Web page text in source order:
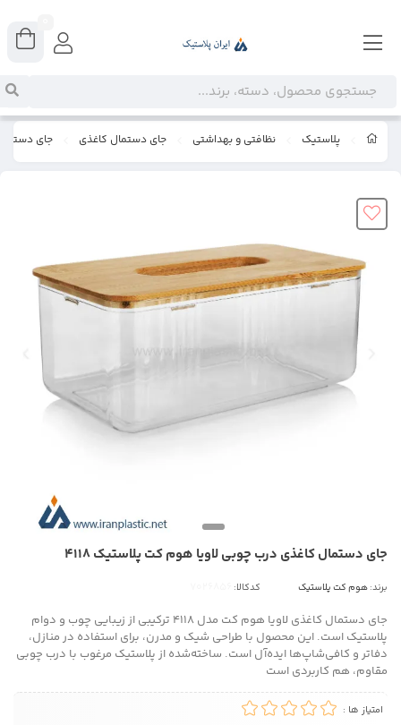
پلاستیک نظافتی و بهداشتی جای دستمال کاغذی جای
جای دستمال کاغذی درب چوبی لاویا هوم کت پلاستیک 4118
برند:هوم کت پلاستیک کدکالا:
جای دستمال کاغذی لاویا هوم کت مدل 4118 ترکیبی از زیبایی چوب و دوام
پلاستیک است. این محصول با طراحی شیک و مدرن، برای استفاده در منازل،
دفاتر و کافی‌شاپ‌ها ایده‌آل است. ساخته‌شده از پلاستیک مرغوب با درب چوبی
مقاوم، هم کاربردی است
امتیاز ها :